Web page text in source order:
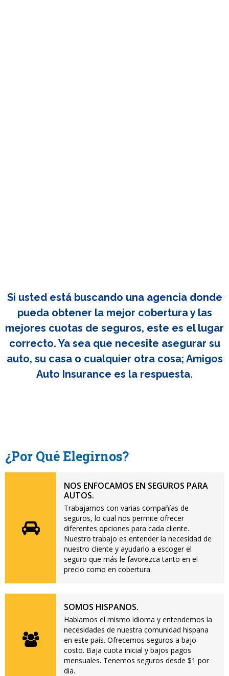
Si usted está buscando una agencia donde
pueda obtener la mejor cobertura y las
mejores cuotas de seguros, este es el lugar
correcto. Ya sea que necesite asegurar su
auto, su casa o cualquier otra cosa; Amigos
Auto Insurance es la respuesta.
¿Por Qué Elegirnos?
NOS ENFOCAMOS EN SEGUROS PARA
AUTOS.
Trabajamos con varias compañías de
seguros, lo cual nos permite ofrecer
diferentes opciones para cada cliente.
Nuestro trabajo es entender la necesidad de
nuestro cliente y ayudarlo a escoger el
seguro que más le favorezca tanto en el
precio como en cobertura.
SOMOS HISPANOS.
Hablamos el mismo idioma y entendemos la
necesidades de nuestra comunidad hispana
en este país. Ofrecemos seguros a bajo
costo. Baja cuota inicial y bajos pagos
mensuales. Tenemos seguros desde $1 por
dia.